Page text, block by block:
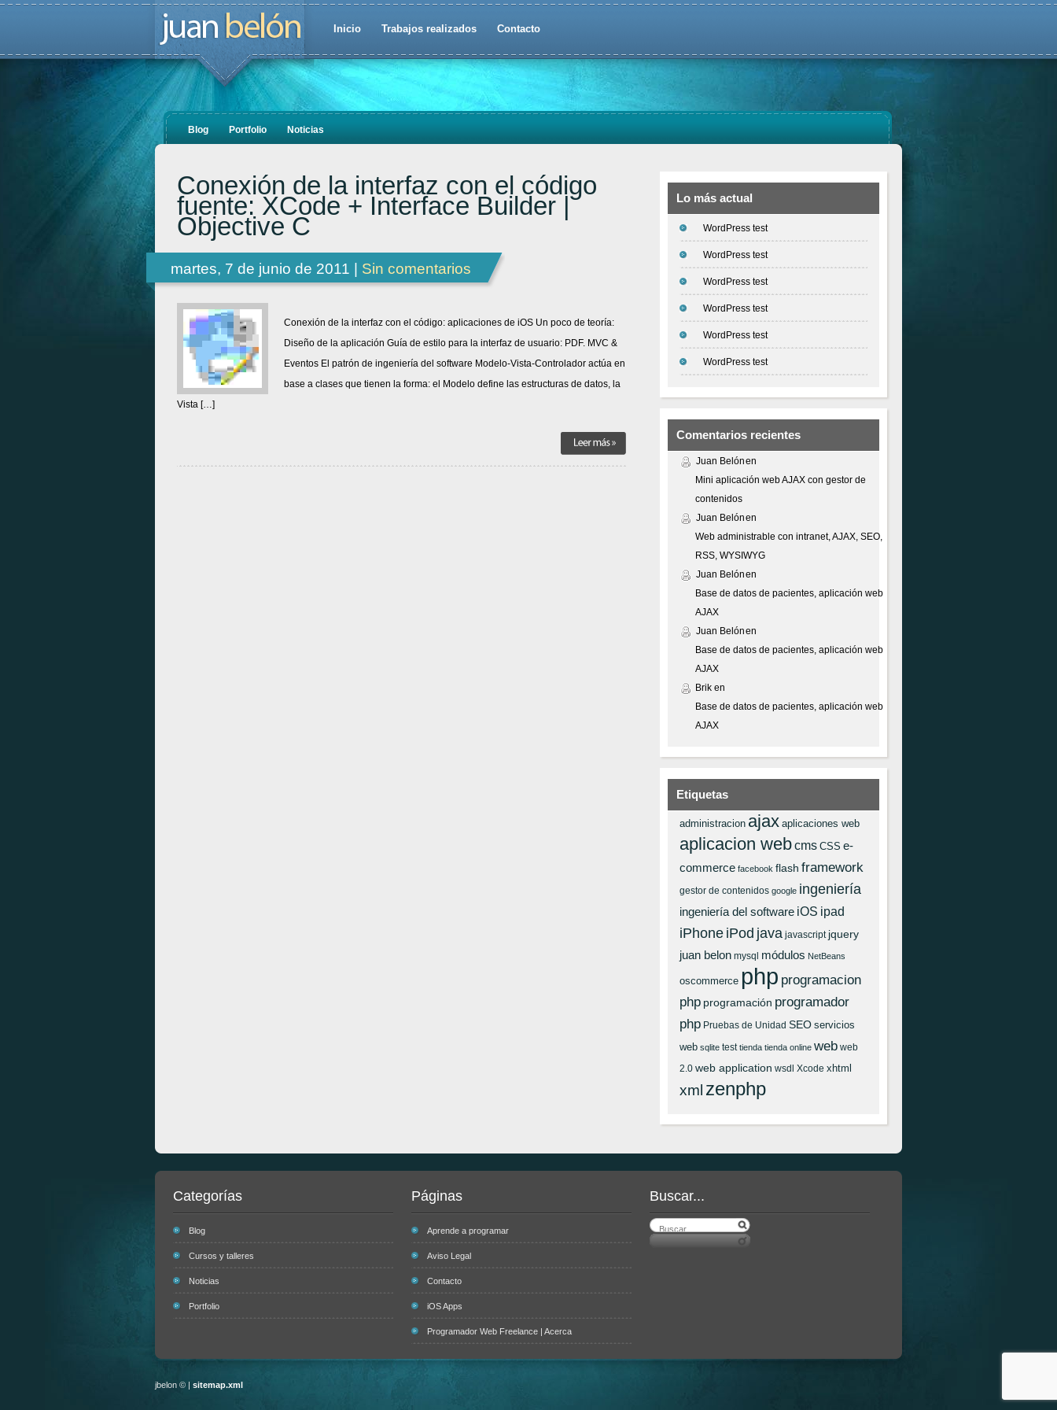
Inicio Trabajos realizados Contacto
Blog Portfolio Noticias
Conexión de la interfaz con el código
fuente: XCode + Interface Builder |
Objective C
martes, 7 de junio de 2011 | Sin comentarios
Conexión de la interfaz con el código: aplicaciones de iOS Un poco de teoría:
Diseño de la aplicación Guía de estilo para la interfaz de usuario: PDF. MVC &
Eventos El patrón de ingeniería del software Modelo-Vista-Controlador actúa en
base a clases que tienen la forma: el Modelo define las estructuras de datos, la
Vista […]
Lo más actual
WordPress test
WordPress test
WordPress test
WordPress test
WordPress test
WordPress test
Comentarios recientes
Juan Belónen
Mini aplicación web AJAX con gestor de
contenidos
Juan Belónen
Web administrable con intranet, AJAX, SEO,
RSS, WYSIWYG
Juan Belónen
Base de datos de pacientes, aplicación web
AJAX
Juan Belónen
Base de datos de pacientes, aplicación web
AJAX
Brik en
Base de datos de pacientes, aplicación web
AJAX
Etiquetas
administracion ajax aplicaciones web
aplicacion webcms CSS e-
commerce facebook flash framework
gestor de contenidos google ingeniería
ingeniería del software iOS ipad
iPhone iPod java javascript jquery
juan belon mysql módulos NetBeans
oscommerce php programacion
php programación programador
php Pruebas de Unidad SEO servicios
web sqlite test tienda tienda online web web
2.0 web application wsdl Xcode xhtml
xml zenphp
Categorías
Blog
Cursos y talleres
Noticias
Portfolio
Páginas
Aprende a programar
Aviso Legal
Contacto
iOS Apps
Programador Web Freelance | Acerca
Buscar...
jbelon © | sitemap.xml